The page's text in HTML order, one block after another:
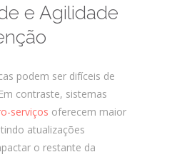
e Agilidade
podem ser difíceis de
contraste, sistemas
serviços oferecem maior
atualizações
o restante da